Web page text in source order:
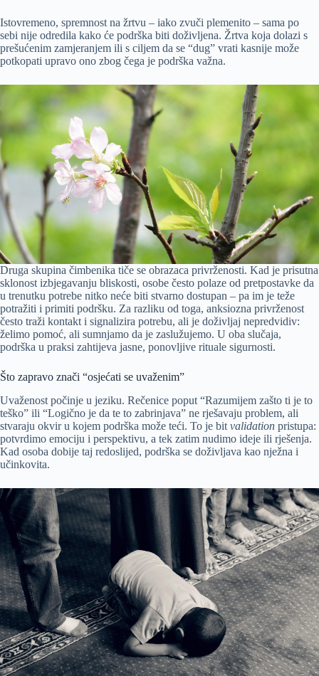
Istovremeno, spremnost na žrtvu – iako zvuči plemenito – sama po
sebi nije odredila kako će podrška biti doživljena. Žrtva koja dolazi s
prešućenim zamjeranjem ili s ciljem da se “dug” vrati kasnije može
potkopati upravo ono zbog čega je podrška važna.
Druga skupina čimbenika tiče se obrazaca privrženosti. Kad je prisutna
sklonost izbjegavanju bliskosti, osobe često polaze od pretpostavke da
u trenutku potrebe nitko neće biti stvarno dostupan – pa im je teže
potražiti i primiti podršku. Za razliku od toga, anksiozna privrženost
često traži kontakt i signalizira potrebu, ali je doživljaj nepredvidiv:
želimo pomoć, ali sumnjamo da je zaslužujemo. U oba slučaja,
podrška u praksi zahtijeva jasne, ponovljive rituale sigurnosti.
Što zapravo znači “osjećati se uvaženim”
Uvaženost počinje u jeziku. Rečenice poput “Razumijem zašto ti je to
teško” ili “Logično je da te to zabrinjava” ne rješavaju problem, ali
stvaraju okvir u kojem podrška može teći. To je bit validation pristupa:
potvrdimo emociju i perspektivu, a tek zatim nudimo ideje ili rješenja.
Kad osoba dobije taj redoslijed, podrška se doživljava kao nježna i
učinkovita.